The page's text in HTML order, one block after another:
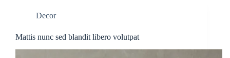
Decor
Mattis nunc sed blandit libero volutpat